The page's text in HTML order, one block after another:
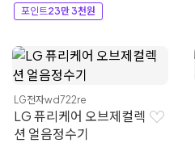
포인트23만 3천원
LG전자wd722re
LG 퓨리케어 오브제컬렉
션 얼음정수기